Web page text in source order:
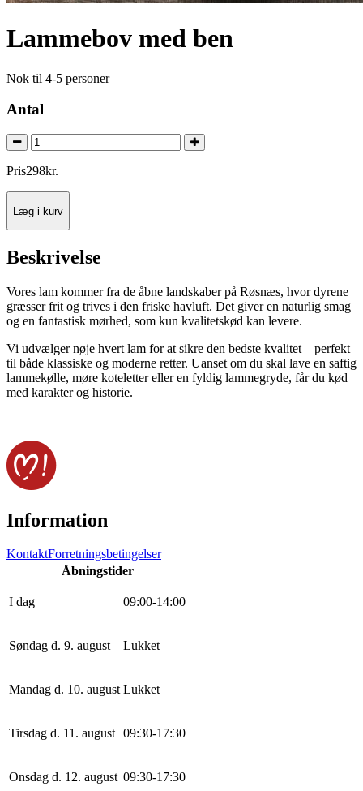
Lammebov med ben
Nok til 4-5 personer
Antal
Pris298kr.
Læg i kurv
Beskrivelse
Vores lam kommer fra de åbne landskaber på Røsnæs, hvor dyrene
græsser frit og trives i den friske havluft. Det giver en naturlig smag
og en fantastisk mørhed, som kun kvalitetskød kan levere.
Vi udvælger nøje hvert lam for at sikre den bedste kvalitet – perfekt
til både klassiske og moderne retter. Uanset om du skal lave en saftig
lammekølle, møre koteletter eller en fyldig lammegryde, får du kød
med karakter og historie.
Information
KontaktForretningsbetingelser
Åbningstider
I dag 09:00-14:00
Søndag d. 9. august Lukket
Mandag d. 10. august Lukket
Tirsdag d. 11. august 09:30-17:30
Onsdag d. 12. august 09:30-17:30